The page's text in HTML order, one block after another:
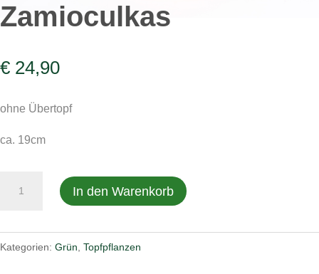
Zamioculkas
€ 24,90
ohne Übertopf
ca. 19cm
Zamioculkas
In den Warenkorb
Kategorien: Grün Topfpflanzen